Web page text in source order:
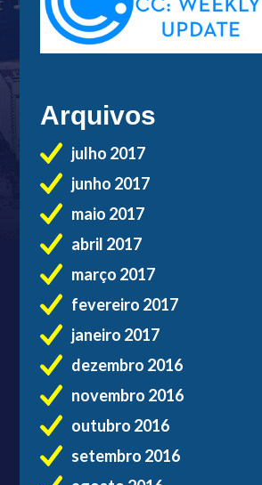
Arquivos
julho 2017
junho 2017
maio 2017
abril 2017
março 2017
fevereiro 2017
janeiro 2017
dezembro 2016
novembro 2016
outubro 2016
setembro 2016